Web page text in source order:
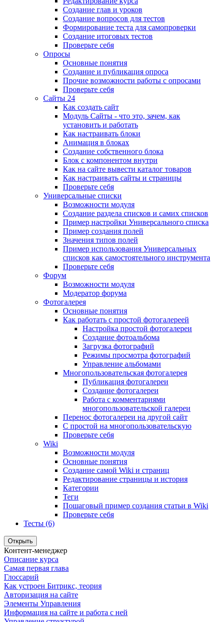
Создание глав и уроков
Создание вопросов для тестов
Формирование теста для самопроверки
Создание итоговых тестов
Проверьте себя
Опросы
Основные понятия
Создание и публикация опроса
Прочие возможности работы с опросами
Проверьте себя
Сайты 24
Как создать сайт
Модуль Сайты - что это, зачем, как
установить и работать
Как настраивать блоки
Анимация в блоках
Создание собственного блока
Блок с компонентом внутри
Как на сайте вывести каталог товаров
Как настраивать сайты и страницы
Проверьте себя
Универсальные списки
Возможности модуля
Создание раздела списков и самих списков
Пример настройки Универсального списка
Пример создания полей
Значения типов полей
Пример использования Универсальных
списков как самостоятельного инструмента
Проверьте себя
Форум
Возможности модуля
Модератор форума
Фотогалерея
Основные понятия
Как работать с простой фотогалереей
Настройка простой фотогалереи
Создание фотоальбома
Загрузка фотографий
Режимы просмотра фотографий
Управление альбомами
Многопользовательская фотогалерея
Публикация фотогалереи
Создание фотогалереи
Работа с комментариями
многопользовательской галереи
Перенос фотогалереи на другой сайт
С простой на многопользовательскую
Проверьте себя
Wiki
Возможности модуля
Основные понятия
Создание самой Wiki и страниц
Редактирование страницы и история
Категории
Теги
Пошаговый пример создания статьи в Wiki
Проверьте себя
Тесты (6)
Открыть
Контент-менеджер
Описание курса
Самая первая глава
Глоссарий
Как устроен Битрикс, теория
Авторизация на сайте
Элементы Управления
Информация на сайте и работа с ней